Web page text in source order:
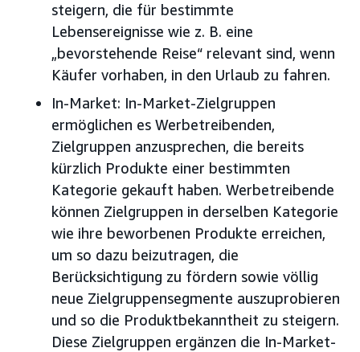
steigern, die für bestimmte
Lebensereignisse wie z. B. eine
„bevorstehende Reise“ relevant sind, wenn
Käufer vorhaben, in den Urlaub zu fahren.
In-Market: In-Market-Zielgruppen
ermöglichen es Werbetreibenden,
Zielgruppen anzusprechen, die bereits
kürzlich Produkte einer bestimmten
Kategorie gekauft haben. Werbetreibende
können Zielgruppen in derselben Kategorie
wie ihre beworbenen Produkte erreichen,
um so dazu beizutragen, die
Berücksichtigung zu fördern sowie völlig
neue Zielgruppensegmente auszuprobieren
und so die Produktbekanntheit zu steigern.
Diese Zielgruppen ergänzen die In-Market-